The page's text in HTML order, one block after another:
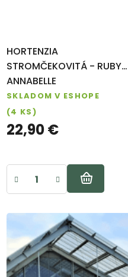
HORTENZIA
STROMČEKOVITÁ - RUBY
ANNABELLE
SKLADOM V ESHOPE
(4 KS)
22,90 €